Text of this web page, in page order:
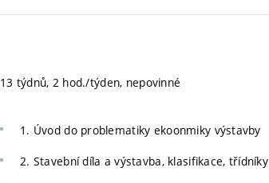
13 týdnů, 2 hod./týden, nepovinné
1. Úvod do problematiky ekoonmiky výstavby
2. Stavební díla a výstavba, klasifikace, třídníky